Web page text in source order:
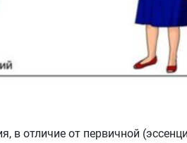
в отличие от первичной